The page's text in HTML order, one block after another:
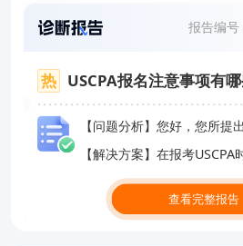
不得转载、链接、转帖或以其他方式使用
校”或“来源高顿”，并不得对作品中出现的“
等。违反上述声明者，本网站将依法追究
资料转载自互联网，均尽力标明作者和出
传递更多信息，并不意味着赞同其观点或
真实性负责。 如您认为本网站刊载作品涉
联系(邮箱fawu@gaodun.com，电话：
确认后会尽快予以处理。
报告编
USCPA报名注意事项有
查看完整报告